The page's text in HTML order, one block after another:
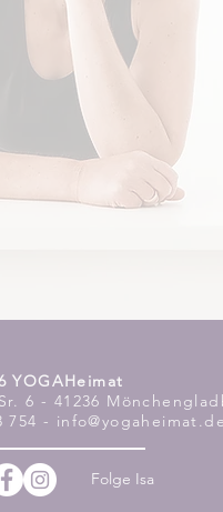
YOGAHeimat
6 - 41236
754 - info@yogaheimat.de
Folge Isa